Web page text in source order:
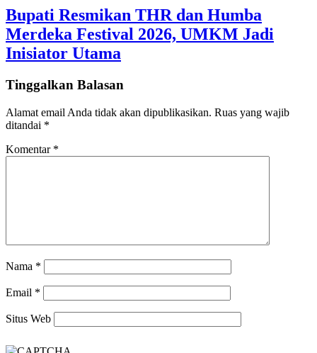
Bupati Resmikan THR dan Humba
Merdeka Festival 2026, UMKM Jadi
Inisiator Utama
Tinggalkan Balasan
Alamat email Anda tidak akan dipublikasikan. Ruas yang wajib
ditandai *
Komentar *
Nama *
Email *
Situs Web